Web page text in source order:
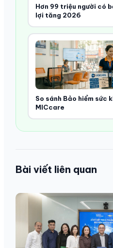
Hơn 99 triệu người có
lợi tăng 2026
So sánh Bảo hiểm sức
MICcare
Bài viết liên quan